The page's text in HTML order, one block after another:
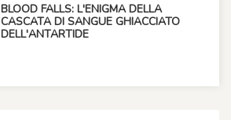
BLOOD FALLS: L'ENIGMA DELLA
CASCATA DI SANGUE GHIACCIATO
DELL'ANTARTIDE